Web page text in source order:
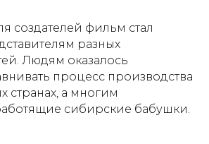
создателей фильм стал
разных
Людям оказалось
процесс производства
странах, а многим
сибирские бабушки.